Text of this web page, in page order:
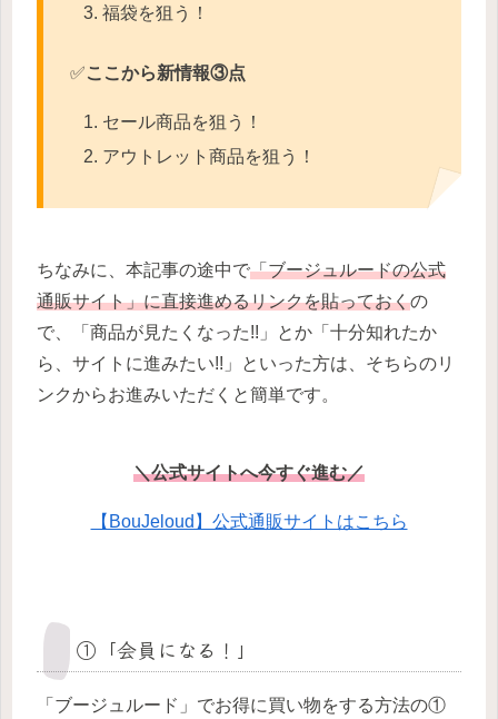
福袋を狙う！
✅ここから新情報③点
セール商品を狙う！
アウトレット商品を狙う！
ちなみに、本記事の途中で「ブージュルードの公式
通販サイト」に直接進めるリンクを貼っておくの
で、「商品が見たくなった!!」とか「十分知れたか
ら、サイトに進みたい!!」といった方は、そちらのリ
ンクからお進みいただくと簡単です。
＼公式サイトへ今すぐ進む／
【BouJeloud】公式通販サイトはこちら
①「会員になる！」
「ブージュルード」でお得に買い物をする方法の①